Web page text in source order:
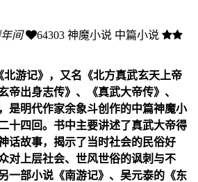
间 64303 神魔小说 中篇小说
北游记》，又名《北方真武玄天上帝
帝出身志传》、《真武大帝传》、
是明代作家余象斗创作的中篇神魔小
十四回。书中主要讲述了真武大帝得
话故事，揭示了当时社会的民俗好
对上层社会、世风世俗的讽刺与不
一部小说《南游记》、吴元泰的《东